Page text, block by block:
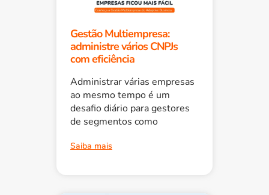
Gestão Multiempresa:
administre vários CNPJs
com eficiência
Administrar várias empresas
ao mesmo tempo é um
desafio diário para gestores
de segmentos como
Saiba mais